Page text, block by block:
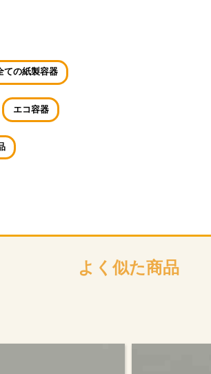
お買い物を続ける
ての紙製容器
エコ容器
よく似た商品